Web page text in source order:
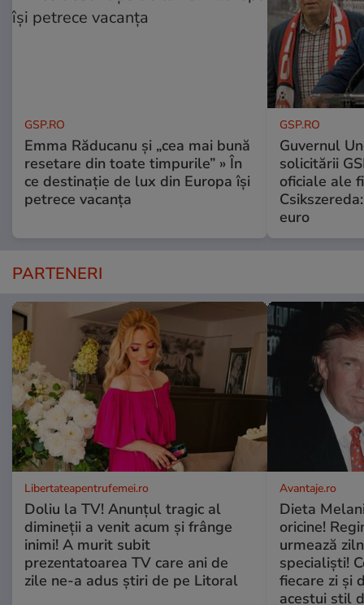
GSP.RO
Emma Răducanu și „cea mai bună
resetare din toate timpurile” » În
ce destinație de lux din Europa își
petrece vacanța
GSP.RO
Guvernul
solicitării
oficiale ale
euro
PARTENERI
Libertateapentrufemei.ro
Doliu la TV! Anunțul tragic al
dimineții a venit acum și frânge
inimi! A murit subit
prezentatoarea TV care ani de
zile ne-a adus știri de pe Litoral
Avantaje.ro
Dieta
oricine!
urmează
specialiști!
fiecare zi și
acestui stil